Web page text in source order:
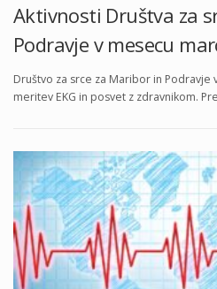
Aktivnosti Društva za
Podravje v mesecu
Društvo za srce za Maribor in
meritev EKG in posvet z zdravnikom.